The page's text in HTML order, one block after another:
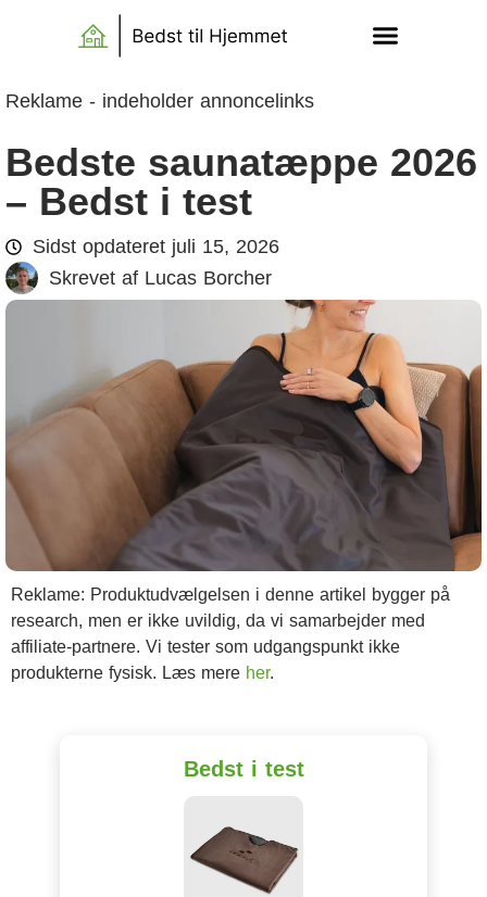
Reklame - indeholder annoncelinks
Bedste saunatæppe 2026
– Bedst i test
Sidst opdateret juli 15, 2026
Skrevet af Lucas Borcher
Reklame: Produktudvælgelsen i denne artikel bygger på
research, men er ikke uvildig, da vi samarbejder med
affiliate-partnere. Vi tester som udgangspunkt ikke
produkterne fysisk. Læs mere her.
Bedst i test